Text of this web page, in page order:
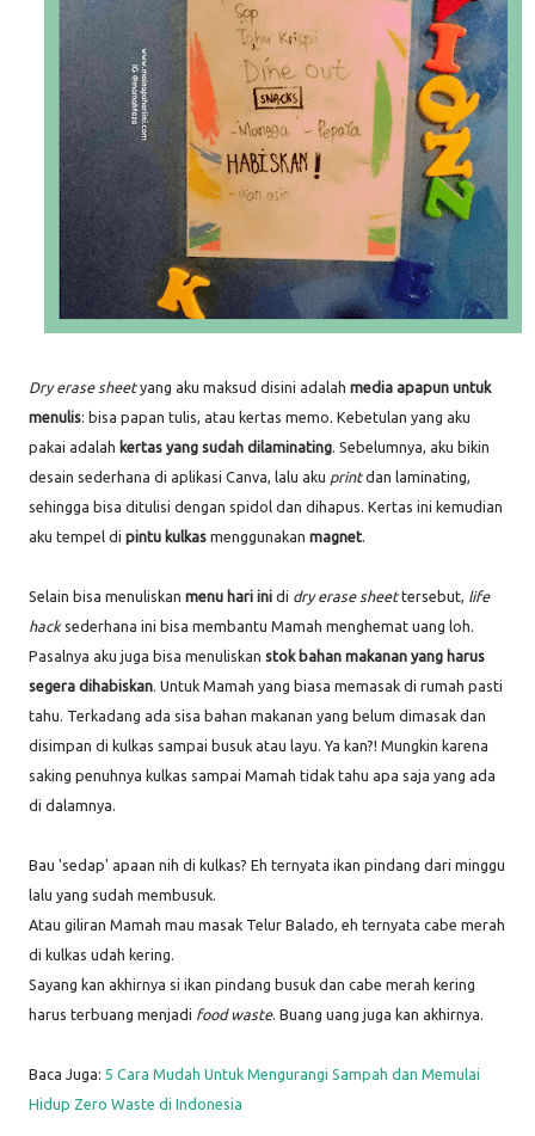
Dry erase sheetyang aku maksud disini adalah media apapun untuk
menulis: bisa papan tulis, atau kertas memo. Kebetulan yang aku
pakai adalah kertas yang sudah dilaminating. Sebelumnya, aku bikin
desain sederhana di aplikasi Canva, lalu aku printdan laminating,
sehingga bisa ditulisi dengan spidol dan dihapus. Kertas ini kemudian
aku tempel di pintu kulkas menggunakan magnet.
Selain bisa menuliskan menu hari ini di dry erase sheettersebut, life
hacksederhana ini bisa membantu Mamah menghemat uang loh.
Pasalnya aku juga bisa menuliskan stok bahan makanan yang harus
segera dihabiskan. Untuk Mamah yang biasa memasak di rumah pasti
tahu. Terkadang ada sisa bahan makanan yang belum dimasak dan
disimpan di kulkas sampai busuk atau layu. Ya kan?! Mungkin karena
saking penuhnya kulkas sampai Mamah tidak tahu apa saja yang ada
di dalamnya.
Bau 'sedap' apaan nih di kulkas? Eh ternyata ikan pindang dari minggu
lalu yang sudah membusuk.
Atau giliran Mamah mau masak Telur Balado, eh ternyata cabe merah
di kulkas udah kering.
Sayang kan akhirnya si ikan pindang busuk dan cabe merah kering
harus terbuang menjadi food waste. Buang uang juga kan akhirnya.
Baca Juga: 5 Cara Mudah Untuk Mengurangi Sampah dan Memulai
Hidup Zero Waste di Indonesia